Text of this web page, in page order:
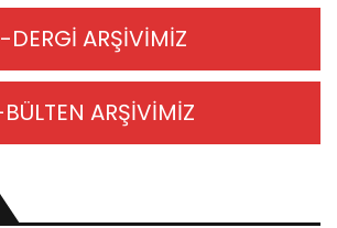
DERGİ ARŞİVİMİZ
ARŞİVİMİZ